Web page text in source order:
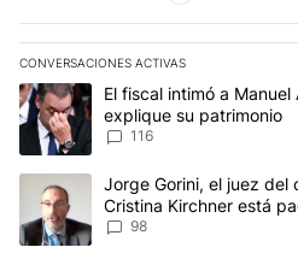
CONVERSACIONES ACTIVAS
Este listado muestra los artículos
Un artículo de tendencia con el
El fiscal intimó a
explique su patrimonio
116
Un artículo de tendencia con el
Jorge Gorini, el juez del
Cristina Kirchner está
cometer "un delito
98